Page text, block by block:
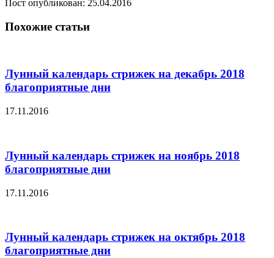
Пост опубликован: 25.04.2016
Похожие статьи
Лунный календарь стрижек на декабрь 2018
благоприятные дни
17.11.2016
Лунный календарь стрижек на ноябрь 2018
благоприятные дни
17.11.2016
Лунный календарь стрижек на октябрь 2018
благоприятные дни